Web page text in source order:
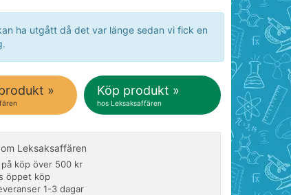
ha utgått då det var länge sedan vi fick en
» Köp produkt »
hos Leksaksaffären
Leksaksaffären
köp över 500 kr
öppet köp
1-3 dagar